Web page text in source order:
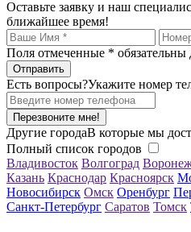
Оставьте заявку и наш
ближайшее время!
Поля отмеченные * обязательны
Есть вопросы?Укажите номер
Перезвоните мне!
Другие городаВ которые мы
Полный список городов
Владивосток Волгоград
Казань Краснодар Красноярск
Новосибирск Омск Оренбург
Санкт-Петербург Саратов Томск